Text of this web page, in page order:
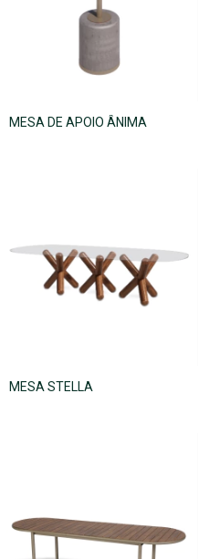
MESA DE APOIO ÂNIMA
MESA STELLA